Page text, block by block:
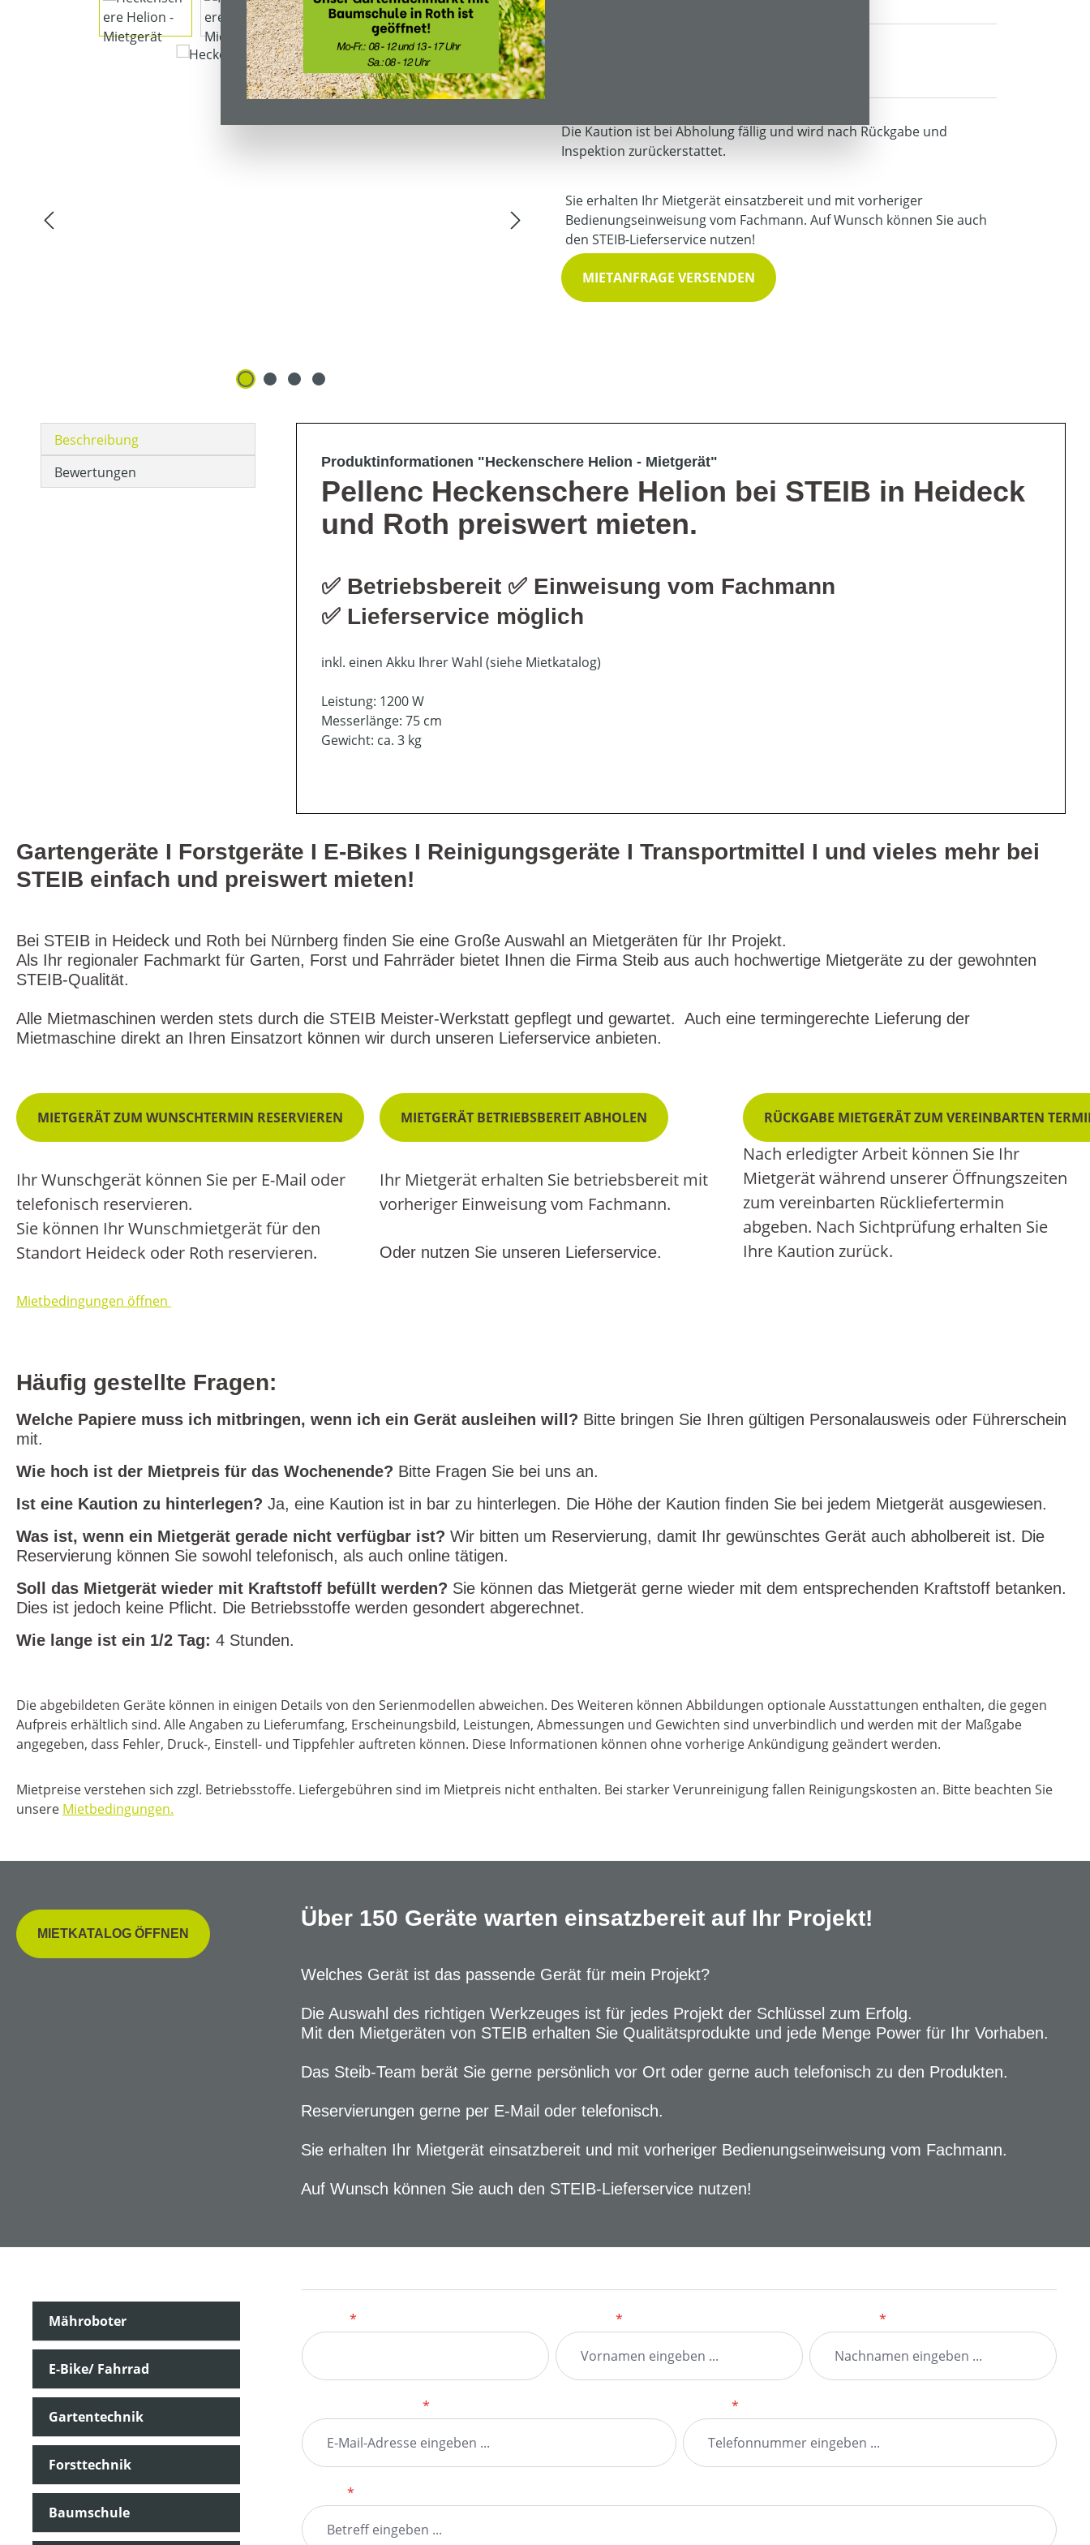
Die Kaution ist bei Abholung fällig und wird nach Rückgabe und
Inspektion zurückerstattet.
Sie erhalten Ihr Mietgerät einsatzbereit und mit vorheriger
Bedienungseinweisung vom Fachmann. Auf Wunsch können Sie auch
den STEIB-Lieferservice nutzen!
MIETANFRAGE VERSENDEN
Beschreibung
Bewertungen
Produktinformationen "Heckenschere Helion - Mietgerät"
Pellenc Heckenschere Helion bei STEIB in Heideck
und Roth preiswert mieten.
✅ Betriebsbereit ✅ Einweisung vom Fachmann
✅ Lieferservice möglich
inkl. einen Akku Ihrer Wahl (siehe Mietkatalog)
Leistung: 1200 W
Messerlänge: 75 cm
Gewicht: ca. 3 kg
Gartengeräte I Forstgeräte I E-Bikes I Reinigungsgeräte I Transportmittel I und vieles mehr bei
STEIB einfach und preiswert mieten!
Bei STEIB in Heideck und Roth bei Nürnberg finden Sie eine Große Auswahl an Mietgeräten für Ihr Projekt.
Als Ihr regionaler Fachmarkt für Garten, Forst und Fahrräder bietet Ihnen die Firma Steib aus auch hochwertige Mietgeräte zu der gewohnten
STEIB-Qualität.
Alle Mietmaschinen werden stets durch die STEIB Meister-Werkstatt gepflegt und gewartet. Auch eine termingerechte Lieferung der
Mietmaschine direkt an Ihren Einsatzort können wir durch unseren Lieferservice anbieten.
MIETGERÄT ZUM WUNSCHTERMIN RESERVIEREN
Ihr Wunschgerät können Sie per E-Mail oder
telefonisch reservieren.
Sie können Ihr Wunschmietgerät für den
Standort Heideck oder Roth reservieren.
Mietbedingungen öffnen
MIETGERÄT BETRIEBSBEREIT ABHOLEN
Ihr Mietgerät erhalten Sie betriebsbereit mit
vorheriger Einweisung vom Fachmann.
Oder nutzen Sie unseren Lieferservice.
RÜCKGABE MIETGERÄT ZUM VEREINBARTEN
Nach erledigter Arbeit können Sie Ihr
Mietgerät während unserer Öffnungszeiten
zum vereinbarten Rückliefertermin
abgeben. Nach Sichtprüfung erhalten Sie
Ihre Kaution zurück.
Häufig gestellte Fragen:
Welche Papiere muss ich mitbringen, wenn ich ein Gerät ausleihen will? Bitte bringen Sie Ihren gültigen Personalausweis oder Führerschein
mit.
Wie hoch ist der Mietpreis für das Wochenende? Bitte Fragen Sie bei uns an.
Ist eine Kaution zu hinterlegen? Ja, eine Kaution ist in bar zu hinterlegen. Die Höhe der Kaution finden Sie bei jedem Mietgerät ausgewiesen.
Was ist, wenn ein Mietgerät gerade nicht verfügbar ist? Wir bitten um Reservierung, damit Ihr gewünschtes Gerät auch abholbereit ist. Die
Reservierung können Sie sowohl telefonisch, als auch online tätigen.
Soll das Mietgerät wieder mit Kraftstoff befüllt werden? Sie können das Mietgerät gerne wieder mit dem entsprechenden Kraftstoff betanken.
Dies ist jedoch keine Pflicht. Die Betriebsstoffe werden gesondert abgerechnet.
Wie lange ist ein 1/2 Tag: 4 Stunden.
Die abgebildeten Geräte können in einigen Details von den Serienmodellen abweichen. Des Weiteren können Abbildungen optionale Ausstattungen enthalten, die gegen
Aufpreis erhältlich sind. Alle Angaben zu Lieferumfang, Erscheinungsbild, Leistungen, Abmessungen und Gewichten sind unverbindlich und werden mit der Maßgabe
angegeben, dass Fehler, Druck-, Einstell- und Tippfehler auftreten können. Diese Informationen können ohne vorherige Ankündigung geändert werden.
Mietpreise verstehen sich zzgl. Betriebsstoffe. Liefergebühren sind im Mietpreis nicht enthalten. Bei starker Verunreinigung fallen Reinigungskosten an. Bitte beachten Sie
unsere Mietbedingungen.
MIETKATALOG ÖFFNEN
Über 150 Geräte warten einsatzbereit auf Ihr Projekt!
Welches Gerät ist das passende Gerät für mein Projekt?
Die Auswahl des richtigen Werkzeuges ist für jedes Projekt der Schlüssel zum Erfolg.
Mit den Mietgeräten von STEIB erhalten Sie Qualitätsprodukte und jede Menge Power für Ihr Vorhaben.
Das Steib-Team berät Sie gerne persönlich vor Ort oder gerne auch telefonisch zu den Produkten.
Reservierungen gerne per E-Mail oder telefonisch.
Sie erhalten Ihr Mietgerät einsatzbereit und mit vorheriger Bedienungseinweisung vom Fachmann.
Auf Wunsch können Sie auch den STEIB-Lieferservice nutzen!
Mähroboter
E-Bike/ Fahrrad
Gartentechnik
Forsttechnik
Baumschule
* * *
* *
*